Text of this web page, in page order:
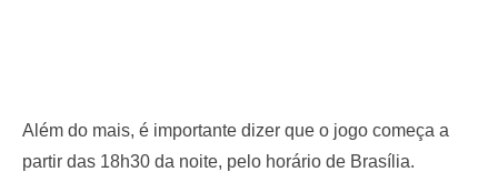
Além do mais, é importante dizer que o jogo começa a
partir das 18h30 da noite, pelo horário de Brasília.